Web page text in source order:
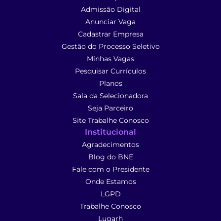
Admissão Digital
Anunciar Vaga
Cadastrar Empresa
Gestão do Processo Seletivo
Minhas Vagas
Pesquisar Currículos
Planos
Sala da Selecionadora
Seja Parceiro
Site Trabalhe Conosco
Institucional
Agradecimentos
Blog do BNE
Fale com o Presidente
Onde Estamos
LGPD
Trabalhe Conosco
Lugarh